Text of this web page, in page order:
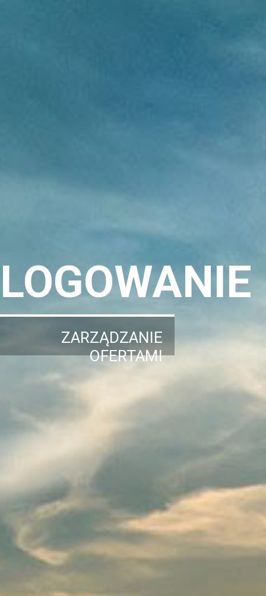
LOGOWANIE
ZARZĄDZANIE
OFERTAMI